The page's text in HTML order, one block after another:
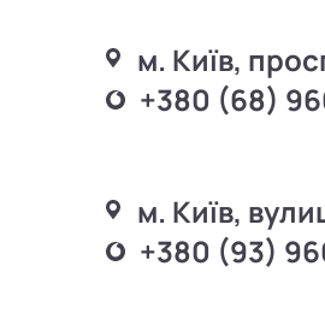
м. Київ,
+380 (68)
м. Київ,
+380 (93)